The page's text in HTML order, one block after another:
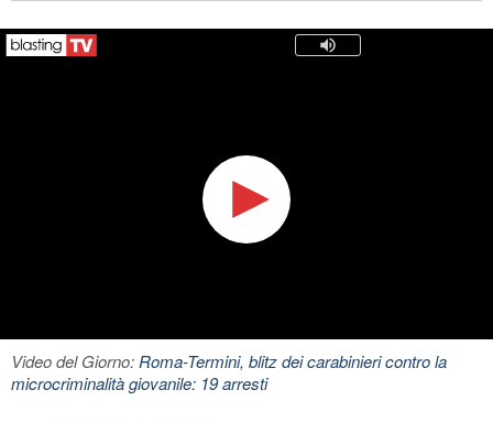
Video del Giorno:Roma-Termini, blitz dei carabinieri contro la
microcriminalità giovanile: 19 arresti